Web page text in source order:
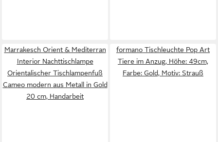
Marrakesch Orient & Mediterran
Interior Nachttischlampe
Orientalischer Tischlampenfuß
Cameo modern aus Metall in Gold
20 cm, Handarbeit
formano Tischleuchte Pop Art
Tiere im Anzug, Höhe: 49cm,
Farbe: Gold, Motiv: Strauß